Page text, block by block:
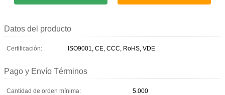
Datos del producto
Certificación: ISO9001, CE, CCC, RoHS, VDE
Pago y Envío Términos
Cantidad de orden mínima:
5.000